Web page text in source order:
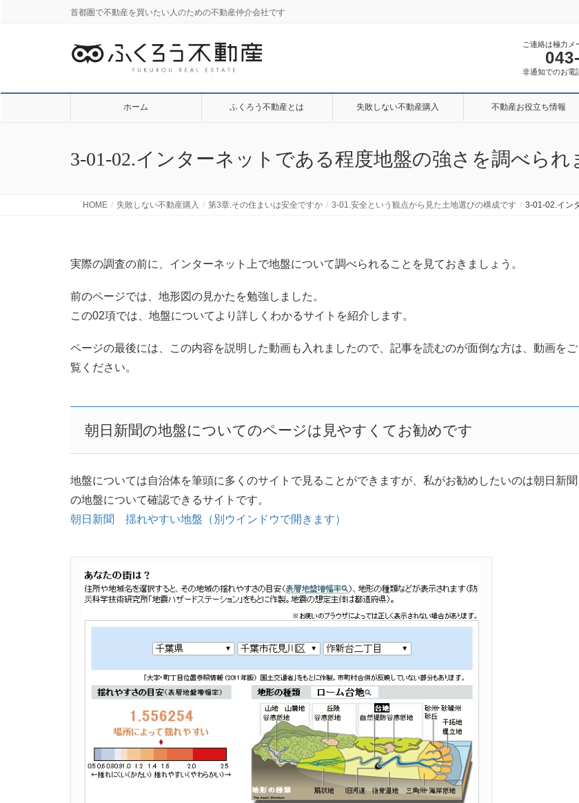
首都圏で不動産を買いたい人のための不動産仲介会社です
ご連絡は極力メ
非通知でのお電
ホーム ふくろう不動産とは 失敗しない不動産購入 不動産お役立ち情報
3-01-02.インターネットである程度地盤の強さを調べられ
HOME 失敗しない不動産購入 第3章.その住まいは安全ですか 3-01.安全という観点から見た土地選びの構成です 3-01-02.イン
実際の調査の前に、インターネット上で地盤について調べられることを見ておきましょう。
前のページでは、地形図の見かたを勉強しました。
この02項では、地盤についてより詳しくわかるサイトを紹介します。
ページの最後には、この内容を説明した動画も入れましたので、記事を読むのが面倒な方は、動画をご
覧ください。
朝日新聞の地盤についてのページは見やすくてお勧めです
地盤については自治体を筆頭に多くのサイトで見ることができますが、私がお勧めしたいのは朝日新聞
の地盤について確認できるサイトです。
朝日新聞 揺れやすい地盤（別ウインドウで開きます）